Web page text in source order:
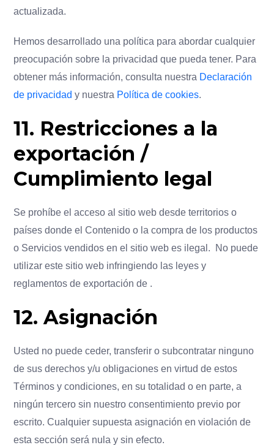
actualizada.
Hemos desarrollado una política para abordar cualquier
preocupación sobre la privacidad que pueda tener. Para
obtener más información, consulta nuestra Declaración
de privacidad y nuestra Política de cookies.
11. Restricciones a la
exportación /
Cumplimiento legal
Se prohíbe el acceso al sitio web desde territorios o
países donde el Contenido o la compra de los productos
o Servicios vendidos en el sitio web es ilegal. No puede
utilizar este sitio web infringiendo las leyes y
reglamentos de exportación de .
12. Asignación
Usted no puede ceder, transferir o subcontratar ninguno
de sus derechos y/u obligaciones en virtud de estos
Términos y condiciones, en su totalidad o en parte, a
ningún tercero sin nuestro consentimiento previo por
escrito. Cualquier supuesta asignación en violación de
esta sección será nula y sin efecto.